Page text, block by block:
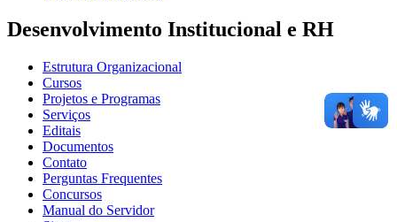
Desenvolvimento Institucional e RH
Estrutura Organizacional
Cursos
Projetos e Programas
Serviços
Editais
Documentos
Contato
Perguntas Frequentes
Concursos
Manual do Servidor